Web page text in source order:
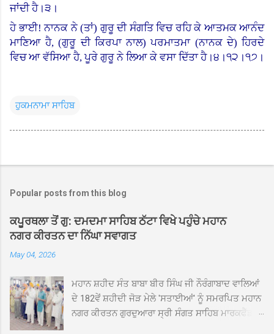
ਜਾਂਦੀ ਹੈ।੩।
ਹੇ ਭਾਈ! ਨਾਨਕ ਨੇ (ਤਾਂ) ਗੁਰੂ ਦੀ ਸੰਗਤਿ ਵਿਚ ਰਹਿ ਕੇ ਆਤਮਕ ਆਨੰਦ
ਮਾਣਿਆ ਹੈ, (ਗੁਰੂ ਦੀ ਕਿਰਪਾ ਨਾਲ) ਪਰਮਾਤਮਾ (ਨਾਨਕ ਦੇ) ਹਿਰਦੇ
ਵਿਚ ਆ ਵੱਸਿਆ ਹੈ, ਪੂਰੇ ਗੁਰੂ ਨੇ ਲਿਆ ਕੇ ਵਸਾ ਦਿੱਤਾ ਹੈ।੪।੧੨।੧੭।
ਹੁਕਮਨਾਮਾ ਸਾਹਿਬ
Popular posts from this blog
ਕਪੂਰਥਲਾ ਤੋਂ ਗੁ: ਦਮਦਮਾ ਸਾਹਿਬ ਠੱਟਾ ਵਿਖੇ ਪਹੁੰਚੇ ਮਹਾਨ
ਨਗਰ ਕੀਰਤਨ ਦਾ ਨਿੱਘਾ ਸਵਾਗਤ
May 04, 2026
ਮਹਾਨ ਸ਼ਹੀਦ ਸੰਤ ਬਾਬਾ ਬੀਰ ਸਿੰਘ ਜੀ ਨੌਰੰਗਾਬਾਦ ਵਾਲਿਆਂ
ਦੇ 182ਵੇਂ ਸ਼ਹੀਦੀ ਜੋੜ ਮੇਲੇ 'ਸਤਾਈਆਂ' ਨੂੰ ਸਮਰਪਿਤ ਮਹਾਨ
ਨਗਰ ਕੀਰਤਨ ਗੁਰਦੁਆਰਾ ਸ੍ਰੀ ਸੰਗਤ ਸਾਹਿਬ ਮਾਰਕਫੈੱਡ